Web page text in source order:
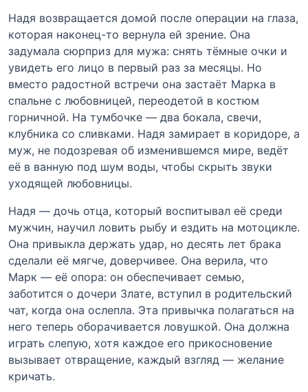
Надя возвращается домой после операции на глаза,
которая наконец-то вернула ей зрение. Она
задумала сюрприз для мужа: снять тёмные очки и
увидеть его лицо в первый раз за месяцы. Но
вместо радостной встречи она застаёт Марка в
спальне с любовницей, переодетой в костюм
горничной. На тумбочке — два бокала, свечи,
клубника со сливками. Надя замирает в коридоре, а
муж, не подозревая об изменившемся мире, ведёт
её в ванную под шум воды, чтобы скрыть звуки
уходящей любовницы.
Надя — дочь отца, который воспитывал её среди
мужчин, научил ловить рыбу и ездить на мотоцикле.
Она привыкла держать удар, но десять лет брака
сделали её мягче, доверчивее. Она верила, что
Марк — её опора: он обеспечивает семью,
заботится о дочери Злате, вступил в родительский
чат, когда она ослепла. Эта привычка полагаться на
него теперь оборачивается ловушкой. Она должна
играть слепую, хотя каждое его прикосновение
вызывает отвращение, каждый взгляд — желание
кричать.